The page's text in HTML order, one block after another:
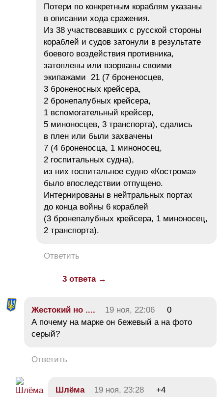
Потери по конкретным кораблям указаны
в описании хода сражения.
Из 38 участвовавших с русской стороны
кораблей и судов затонули в результате
боевого воздействия противника,
затоплены или взорваны своими
экипажами 21 (7 броненосцев,
3 броненосных крейсера,
2 бронепалубных крейсера,
1 вспомогательный крейсер,
5 миноносцев, 3 транспорта), сдались
в плен или были захвачены
7 (4 броненосца, 1 миноносец,
2 госпитальных судна),
из них госпитальное судно «Кострома»
было впоследствии отпущено.
Интернированы в нейтральных портах
до конца войны 6 кораблей
(3 бронепалубных крейсера, 1 миноносец,
2 транспорта).
Ответить
3 ответа →
Жестокий но .... 19 ноя, 22:06
0
А почему на марке он бежевый а на фото
серый?
Ответить
Шлёма 19 ноя, 23:28
+4